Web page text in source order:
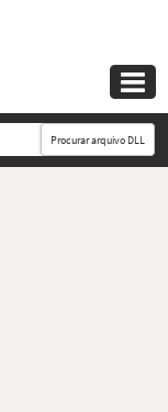

Procurar arquivo DLL